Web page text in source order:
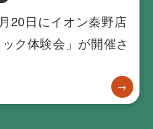
20日にイオン秦野店
ク体験会」が開催さ
→